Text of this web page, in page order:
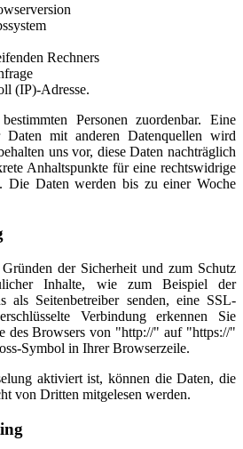
Rechners
(IP)-Adresse.
Personen zuordenbar. Eine
Daten mit anderen Datenquellen wird
uns vor, diese Daten nachträglich
Anhaltspunkte für eine rechtswidrige
Die Daten werden bis zu einer Woche
der Sicherheit und zum Schutz
Inhalte, wie zum Beispiel der
als Seitenbetreiber senden, eine SSL-
Verbindung erkennen Sie
des Browsers von "http://" auf "https://"
Symbol in Ihrer Browserzeile.
aktiviert ist, können die Daten, die
von Dritten mitgelesen werden.